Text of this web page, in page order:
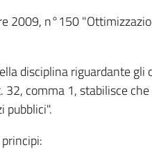
2009, n°150
disciplina riguardante
comma 1, stabilisce
pubblici".